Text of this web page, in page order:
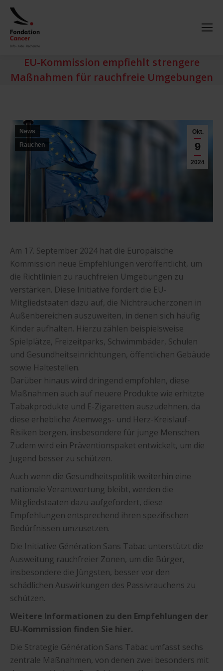
EU-Kommission empfiehlt strengere
Maßnahmen für rauchfreie Umgebungen
Okt.
9
2024
News
Rauchen
Am 17. September 2024 hat die Europäische
Kommission neue Empfehlungen veröffentlicht, um
die Richtlinien zu rauchfreien Umgebungen zu
verstärken. Diese Initiative fordert die EU-
Mitgliedstaaten dazu auf, die Nichtraucherzonen in
Außenbereichen auszuweiten, in denen sich häufig
Kinder aufhalten. Hierzu zählen beispielsweise
Spielplätze, Freizeitparks, Schwimmbäder, Schulen
und Gesundheitseinrichtungen, öffentlichen Gebäude
sowie Haltestellen.
Darüber hinaus wird dringend empfohlen, diese
Maßnahmen auch auf neuere Produkte wie erhitzte
Tabakprodukte und E-Zigaretten auszudehnen, da
diese erhebliche Atemwegs- und Herz-Kreislauf-
Risiken bergen, insbesondere für junge Menschen.
Zudem wird ein Präventionspaket entwickelt, um die
Jugend besser zu schützen.
Auch wenn die Gesundheitspolitik weiterhin eine
nationale Verantwortung bleibt, werden die
Mitgliedstaaten dazu aufgefordert, diese
Empfehlungen entsprechend ihren spezifischen
Bedürfnissen umzusetzen.
Die Initiative Génération Sans Tabac unterstützt die
Ausweitung rauchfreier Zonen, um die Bürger,
insbesondere die Jüngsten, besser vor den
schädlichen Auswirkungen des Passivrauchens zu
schützen.
Weitere Informationen zu den Empfehlungen der
EU-Kommission finden Sie hier.
Die Strategie Génération Sans Tabac umfasst sechs
zentrale Maßnahmen, von denen zwei besonders mit